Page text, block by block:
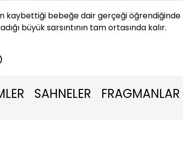
kaybettiği bebeğe dair gerçeği öğrendiğinde
büyük sarsıntının tam ortasında kalır.
SAHNELER FRAGMANLAR